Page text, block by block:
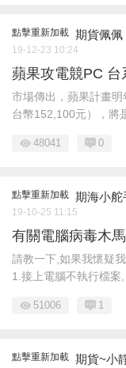
點擊重新加載 期貨佩佩
19-12-23 10:24
蘋果攻電競PC 台
市場傳出，蘋果計畫
台幣152,100元），將
48041 0
點擊重新加載 期海小舵
19-10-25 11:15
有關電腦病毒木
請教一下,如果我懷疑
1.接上電腦不執行檔案,
51006 1
點擊重新加載 期貨~小